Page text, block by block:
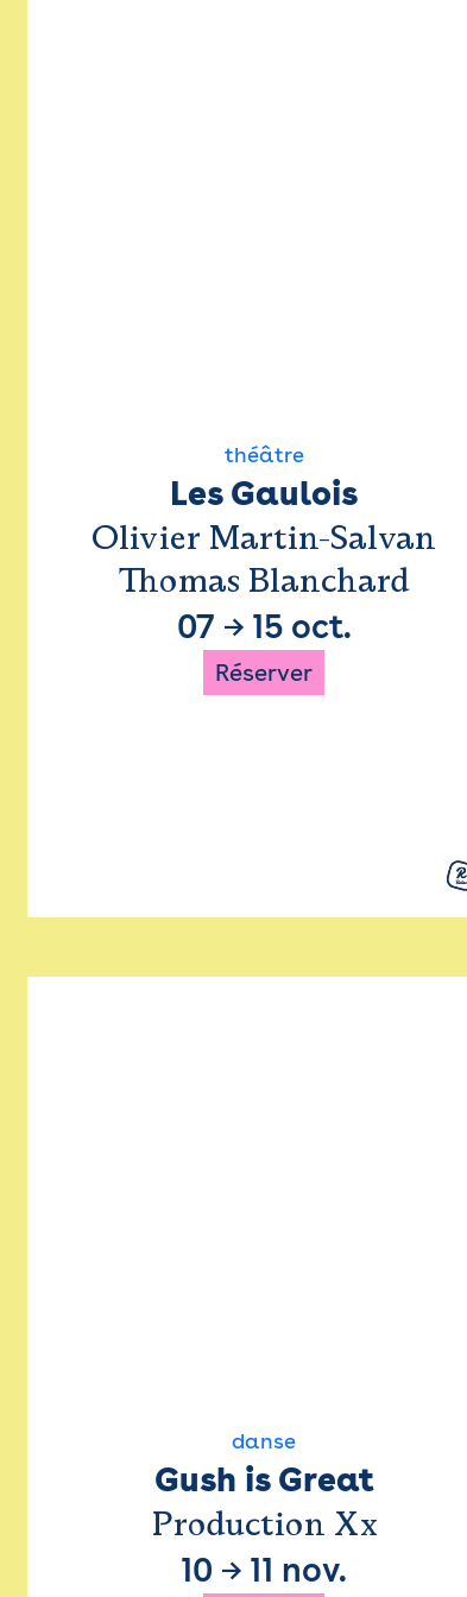
théâtre
Les Gaulois
Olivier Martin-Salvan
Thomas Blanchard
07 → 15 oct.
Réserver
danse
Gush is Great
Production Xx
10 → 11 nov.